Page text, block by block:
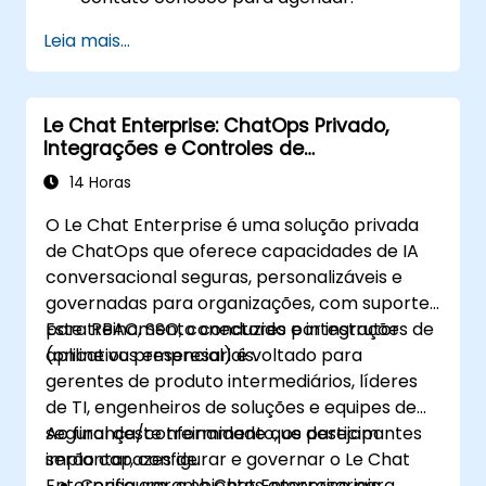
Leia mais...
Le Chat Enterprise: ChatOps Privado,
Integrações e Controles de
Administração
14 Horas
O Le Chat Enterprise é uma solução privada
de ChatOps que oferece capacidades de IA
conversacional seguras, personalizáveis e
governadas para organizações, com suporte
para RBAC, SSO, conectores e integrações de
aplicativos empresariais.
Este treinamento conduzido por instrutor
(online ou presencial) é voltado para
gerentes de produto intermediários, líderes
de TI, engenheiros de soluções e equipes de
segurança/conformidade que desejam
implantar, configurar e governar o Le Chat
Ao final deste treinamento, os participantes
serão capazes de: